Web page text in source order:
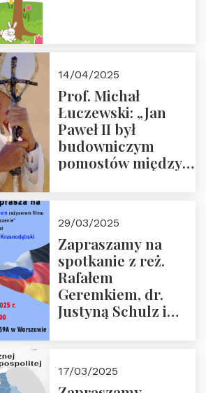
14/04/2025
Prof. Michał
Łuczewski: „Jan
Paweł II był
budowniczym
pomostów między
29/03/2025
Zapraszamy na
spotkanie z reż.
Rafałem
Geremkiem, dr.
Justyną Schulz i
“Rosja-Niemcy…”
17/03/2025